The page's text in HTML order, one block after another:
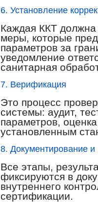
6. Установление
Каждая ККТ должна
меры, которые
параметров за
уведомление
санитарная
7. Верификация
Это процесс
системы: аудит,
параметров,
установленным
8. Документирование и
Все этапы,
фиксируются в
внутреннего
сертификации.